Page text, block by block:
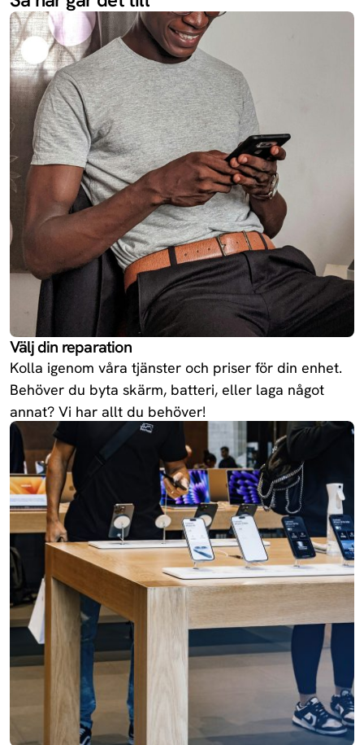
Xiaomi
Huawei Enjoy 70X
Xiaomi
Redmi Turbo
4
Oneplus Ace 5
Välj din reparation
Kolla igenom våra tjänster och priser för din enhet.
Behöver du byta skärm, batteri, eller laga något
annat? Vi har allt du behöver!